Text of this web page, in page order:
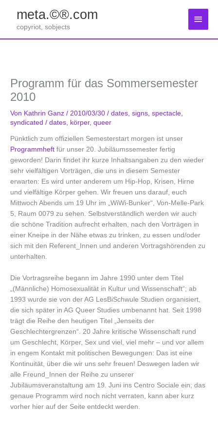
springen
meta.©®.com
copyriot, sobjects
Programm für das Sommersemester
2010
Von Kathrin Ganz/ 2010/03/30/dates ,signs ,spectacle
syndicated /dates körper,queer
Pünktlich zum offiziellen Semesterstart morgen ist unser
Programmheft für unser 20. Jubiläumssemester fertig
geworden! Darin findet ihr kurze Inhaltsangaben zu den wieder
sehr vielfältigen Vorträgen, die uns in diesem Semester
erwarten: Es wird unter anderem um Hip-Hop, Krisen, Hirne
und vielfältige Körper gehen. Wir freuen uns darauf, euch
Mittwoch Abends um 19 Uhr im „WiWi-Bunker“, Von-Melle-Park
5, Raum 0079 zu sehen. Selbstverständlich werden wir auch
die schöne Tradition aufrecht erhalten, nach den Vorträgen in
einer Kneipe in der Nähe etwas zu trinken, zu essen und/oder
sich mit den Referent_Innen und anderen Vortragshörenden zu
unterhalten.
Die Vortragsreihe begann im Jahre 1990 unter dem Titel
„(Männliche) Homosexualität in Kultur und Wissenschaft“; ab
1993 wurde sie von der AG LesBiSchwule Studien organisiert,
die sich später in AG Queer Studies umbenannt hat. Seit 1998
trägt die Reihe den heutigen Titel „Jenseits der
Geschlechtergrenzen“. 20 Jahre kritische Wissenschaft rund
um Geschlecht, Körper, Sex und viel, viel mehr – und vor allem
in engem Kontakt mit politischen Bewegungen: Das ist eine
Kontinuität, über die wir uns sehr freuen! Deswegen laden wir
alle Freund_Innen der Reihe zu unserer
Jubiläumsveranstaltung am 19. Juni ins Centro Sociale ein; das
genaue Programm wird noch nicht verraten, kann aber kurz
vorher hier auf der Seite entdeckt werden.